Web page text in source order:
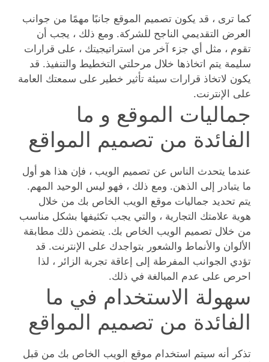
كما ترى ، قد يكون تصميم الموقع جانبًا مهمًا من جوانب
العرض التقديمي الناجح للشركة. ومع ذلك ، يجب أن
تقوم ، مثل أي جزء آخر من استراتيجيتك ، على قرارات
سليمة يتم اتخاذها خلال مرحلتي التخطيط والتنفيذ. قد
يكون لاتخاذ قرارات سيئة تأثير خطير على سمعتك العامة
على الإنترنت.
جماليات الموقع و ما
الفائدة من تصميم المواقع
عندما يتحدث الناس عن تصميم الويب ، فإن هذا هو أول
ما يتبادر إلى الذهن. ومع ذلك ، فهو ليس الوحيد المهم.
يتم تحديد جماليات موقع الويب الخاص بك من خلال
هوية علامتك التجارية ، والتي يجب تكثيفها بشكل مناسب
من خلال تصميم الويب الخاص بك. يتضمن ذلك مطابقة
الألوان والأنماط والشعور بتواجدك على الإنترنت. قد
تؤدي الجوانب المفرطة إلى إعاقة تجربة الزائر ، لذا
احرص على عدم المبالغة في ذلك.
سهولة الاستخدام في ما
الفائدة من تصميم المواقع
تذكر أنه سيتم استخدام موقع الويب الخاص بك من قبل